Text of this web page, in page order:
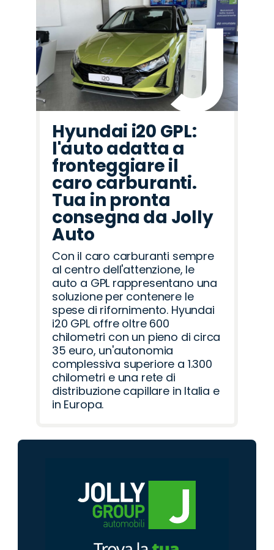
Hyundai i20 GPL:
l'auto adatta a
fronteggiare il
caro carburanti.
Tua in pronta
consegna da Jolly
Auto
Con il caro carburanti sempre
al centro dell'attenzione, le
auto a GPL rappresentano una
soluzione per contenere le
spese di rifornimento. Hyundai
i20 GPL offre oltre 600
chilometri con un pieno di circa
35 euro, un'autonomia
complessiva superiore a 1.300
chilometri e una rete di
distribuzione capillare in Italia e
in Europa.